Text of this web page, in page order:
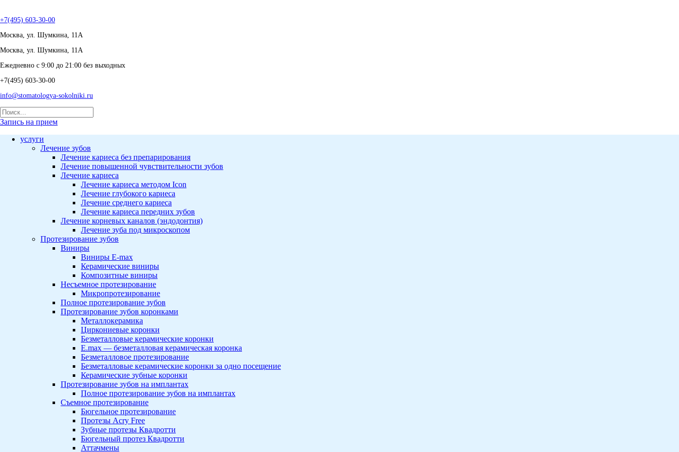
+7(495) 603-30-00
Москва, ул. Шумкина, 11А
Москва, ул. Шумкина, 11А
Ежедневно с 9:00 до 21:00 без выходных
+7(495) 603-30-00
info@stomatologya-sokolniki.ru
Запись на прием
услуги
Лечение зубов
Лечение кариеса без препарирования
Лечение повышенной чувствительности зубов
Лечение кариеса
Лечение кариеса методом Icon
Лечение глубокого кариеса
Лечение среднего кариеса
Лечение кариеса передних зубов
Лечение корневых каналов (эндодонтия)
Лечение зуба под микроскопом
Протезирование зубов
Виниры
Виниры E-max
Керамические виниры
Композитные виниры
Несъемное протезирование
Микропротезирование
Полное протезирование зубов
Протезирование зубов коронками
Металлокерамика
Циркониевые коронки
Безметалловые керамические коронки
E.max — безметалловая керамическая коронка
Безметалловое протезирование
Безметалловые керамические коронки за одно посещение
Керамические зубные коронки
Протезирование зубов на имплантах
Полное протезирование зубов на имплантах
Съемное протезирование
Бюгельное протезирование
Протезы Acry Free
Зубные протезы Квадротти
Бюгельный протез Квадротти
Аттачмены